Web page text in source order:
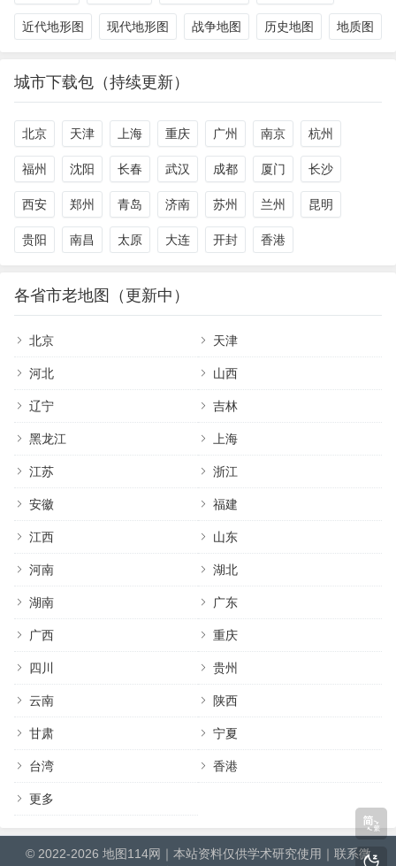
近代地形图 现代地形图 战争地图 历史地图 地质图
城市下载包（持续更新）
北京 天津 上海 重庆 广州 南京 杭州
福州 沈阳 长春 武汉 成都 厦门 长沙
西安 郑州 青岛 济南 苏州 兰州 昆明
贵阳 南昌 太原 大连 开封 香港
各省市老地图（更新中）
北京 天津
河北 山西
辽宁 吉林
黑龙江 上海
江苏 浙江
安徽 福建
江西 山东
河南 湖北
湖南 广东
广西 重庆
四川 贵州
云南 陕西
甘肃 宁夏
台湾 香港
更多
© 2022-2026 地图114网 ｜本站资料仅供学术研究使用｜联系微